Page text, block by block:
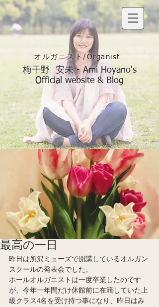
オルガニスト/Organist
梅干野 安未 - Ami Hoyano's
Official website & Blog
最高の一日
昨日は所沢ミューズで開講しているオルガン
スクールの発表会でした。
ホールオルガニストは一度卒業したのです
が、今年一年間だけ休館前に在籍していた上
級クラス4名を受け持つ事になり、昨日はみ